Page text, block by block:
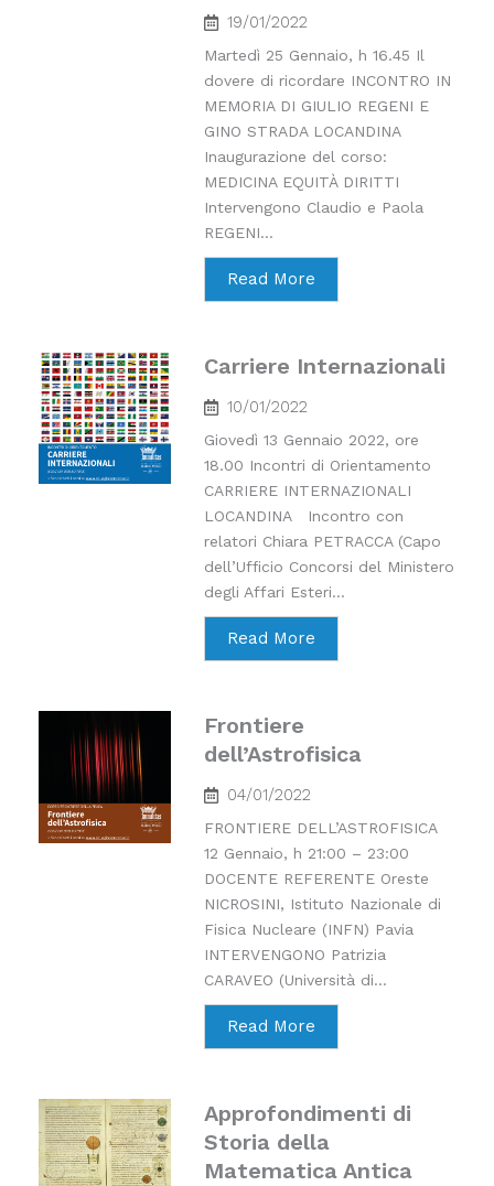
19/01/2022
Martedì 25 Gennaio, h 16.45 Il
dovere di ricordare INCONTRO IN
MEMORIA DI GIULIO REGENI E
GINO STRADA LOCANDINA
Inaugurazione del corso:
MEDICINA EQUITÀ DIRITTI
Intervengono Claudio e Paola
REGENI...
Read More
Carriere Internazionali
10/01/2022
Giovedì 13 Gennaio 2022, ore
18.00 Incontri di Orientamento
CARRIERE INTERNAZIONALI
LOCANDINA Incontro con
relatori Chiara PETRACCA (Capo
dell’Ufficio Concorsi del Ministero
degli Affari Esteri...
Read More
Frontiere
dell’Astrofisica
04/01/2022
FRONTIERE DELL’ASTROFISICA
12 Gennaio, h 21:00 – 23:00
DOCENTE REFERENTE Oreste
NICROSINI, Istituto Nazionale di
Fisica Nucleare (INFN) Pavia
INTERVENGONO Patrizia
CARAVEO (Università di...
Read More
Approfondimenti di
Storia della
Matematica Antica